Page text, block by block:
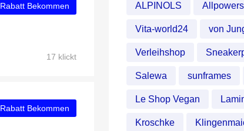
Rabatt Bekommen
17 klickt
Rabatt Bekommen
ALPINOLS Allpowers
Vita-world24 von
Verleihshop
Salewa sunframes
Le Shop Vegan
Kroschke